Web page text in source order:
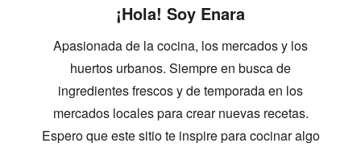
¡Hola! Soy Enara
Apasionada de la cocina, los mercados y los
huertos urbanos. Siempre en busca de
ingredientes frescos y de temporada en los
mercados locales para crear nuevas recetas.
Espero que este sitio te inspire para cocinar algo